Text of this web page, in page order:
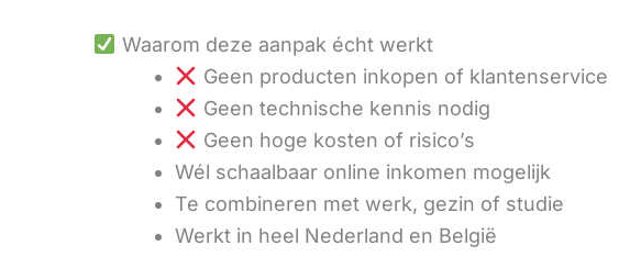
Waarom deze aanpak écht werkt
Geen producten inkopen of klantenservice
Geen technische kennis nodig
Geen hoge kosten of risico’s
Wél schaalbaar online inkomen mogelijk
Te combineren met werk, gezin of studie
Werkt in heel Nederland en België